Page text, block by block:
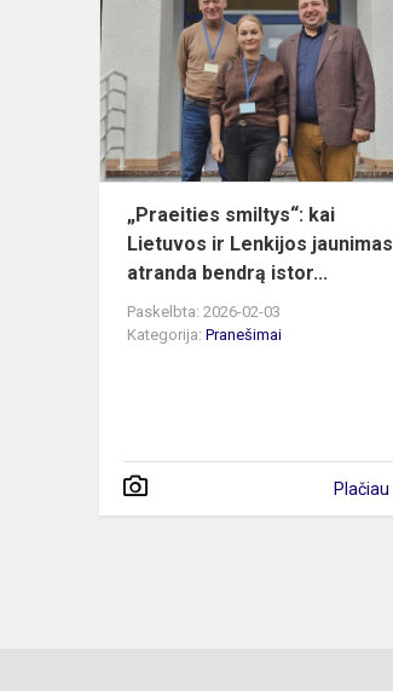
„Praeities smiltys“: kai
Lietuvos ir Lenkijos jaunimas
atranda bendrą istor...
Paskelbta: 2026-02-03
Kategorija: Pranešimai
Plačiau